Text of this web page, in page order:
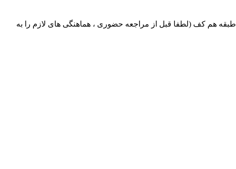
نشانی بخش انفورماتیک ایران بابکت : میدان حر . خ امام خمینی . خیابان کمالی . خیابان اسکندری جنوبی اول خیابان مرتضوی پلاک 8 طبقه هم کف (لطفا قبل از مراجعه حضوری ، هماهنگی های لازم را به